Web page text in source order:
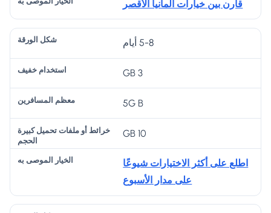
ال
ة
دا
م
في
ال
ري
تح
ير
ال
م
ال
ص
ى
به
قارن بين خيارات ألمانيا الأقصر
5-8 أيام
3 GB
5G B
10 GB
اطلع على أكثر الاختيارات شيوعًا
على مدار الأسبوع